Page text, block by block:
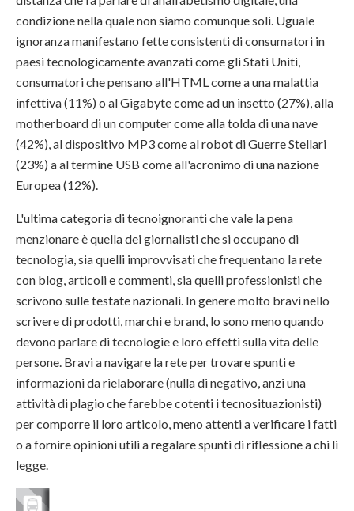
condizione nella quale non siamo comunque soli. Uguale
ignoranza manifestano fette consistenti di consumatori in
paesi tecnologicamente avanzati come gli Stati Uniti,
consumatori che pensano all'HTML come a una malattia
infettiva (11%) o al Gigabyte come ad un insetto (27%), alla
motherboard di un computer come alla tolda di una nave
(42%), al dispositivo MP3 come al robot di Guerre Stellari
(23%) a al termine USB come all'acronimo di una nazione
Europea (12%).
L'ultima categoria di tecnoignoranti che vale la pena
menzionare è quella dei giornalisti che si occupano di
tecnologia, sia quelli improvvisati che frequentano la rete
con blog, articoli e commenti, sia quelli professionisti che
scrivono sulle testate nazionali. In genere molto bravi nello
scrivere di prodotti, marchi e brand, lo sono meno quando
devono parlare di tecnologie e loro effetti sulla vita delle
persone. Bravi a navigare la rete per trovare spunti e
informazioni da rielaborare (nulla di negativo, anzi una
attività di plagio che farebbe cotenti i tecnosituazionisti)
per comporre il loro articolo, meno attenti a verificare i fatti
o a fornire opinioni utili a regalare spunti di riflessione a chi li
legge.